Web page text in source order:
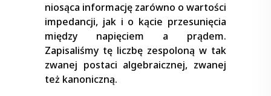
niosąca informację zarówno o wartości
impedancji, jak i o kącie przesunięcia
między napięciem a prądem.
Zapisaliśmy tę liczbę zespoloną w tak
zwanej postaci algebraicznej, zwanej
też kanoniczną.